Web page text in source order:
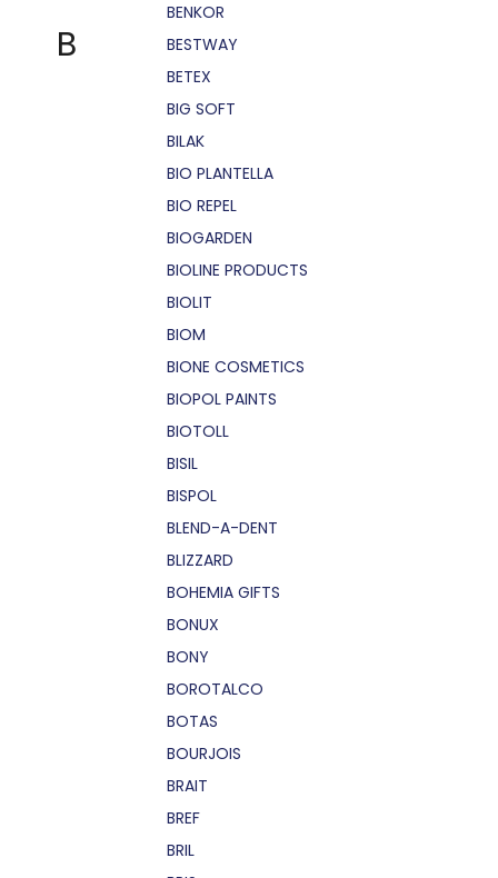
B
BENKOR
BESTWAY
BETEX
BIG SOFT
BILAK
BIO PLANTELLA
BIO REPEL
BIOGARDEN
BIOLINE PRODUCTS
BIOLIT
BIOM
BIONE COSMETICS
BIOPOL PAINTS
BIOTOLL
BISIL
BISPOL
BLEND-A-DENT
BLIZZARD
BOHEMIA GIFTS
BONUX
BONY
BOROTALCO
BOTAS
BOURJOIS
BRAIT
BREF
BRIL